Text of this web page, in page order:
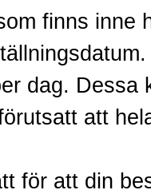
finns inne
dag. Dessa
att
för att din